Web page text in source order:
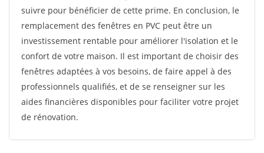
suivre pour bénéficier de cette prime. En conclusion, le
remplacement des fenêtres en PVC peut être un
investissement rentable pour améliorer l'isolation et le
confort de votre maison. Il est important de choisir des
fenêtres adaptées à vos besoins, de faire appel à des
professionnels qualifiés, et de se renseigner sur les
aides financières disponibles pour faciliter votre projet
de rénovation.